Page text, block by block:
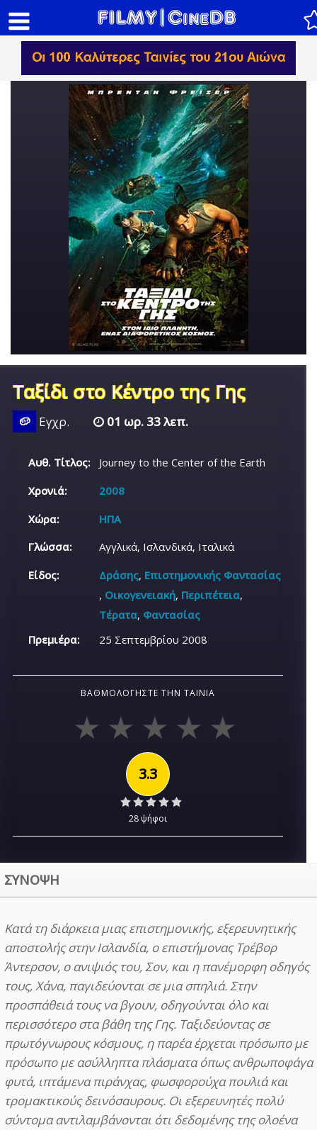
Ταξίδι στο Κέντρο της Γης
🥔 Εγχρ. 01 ωρ. 33 λεπ.
Αυθ. Τίτλος:
Journey to the Center of the Earth
Χρονιά:
2008
Χώρα:
ΗΠΑ
Γλώσσα:
Αγγλικά, Ισλανδικά, Ιταλικά
Είδος:
Δράσης, Επιστημονικής Φαντασίας
, Οικογενειακή, Περιπέτεια,
Τέρατα, Φαντασίας
Πρεμιέρα:
25 Σεπτεμβρίου 2008
ΒΑΘΜΟΛΟΓΉΣΤΕ ΤΗΝ ΤΑΙΝΊΑ
3.3
28 ψήφοι
ΣΥΝΟΨΗ
Κατά τη διάρκεια μιας επιστημονικής, εξερευνητικής
αποστολής στην Ισλανδία, ο επιστήμονας Τρέβορ
Άντερσον, ο ανιψιός του, Σον, και η πανέμορφη οδηγός
τους, Χάνα, παγιδεύονται σε μια σπηλιά. Στην
προσπάθειά τους να βγουν, οδηγούνται όλο και
περισσότερο στα βάθη της Γης. Ταξιδεύοντας σε
πρωτόγνωρους κόσμους, η παρέα έρχεται πρόσωπο με
πρόσωπο με ασύλληπτα πλάσματα όπως ανθρωποφάγα
φυτά, ιπτάμενα πιράνχας, φωσφορούχα πουλιά και
τρομακτικούς δεινόσαυρους. Οι εξερευνητές πολύ
σύντομα αντιλαμβάνονται ότι δεδομένης της ολοένα